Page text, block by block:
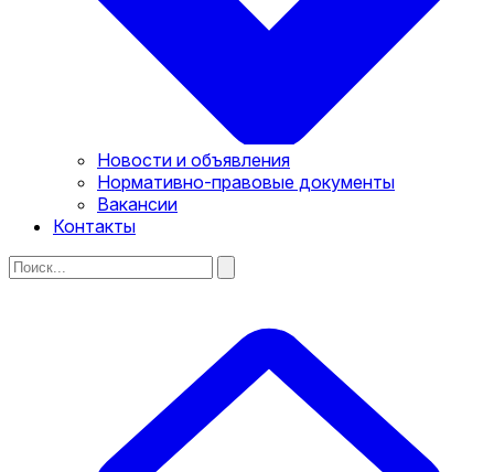
Новости и объявления
Нормативно-правовые документы
Вакансии
Контакты